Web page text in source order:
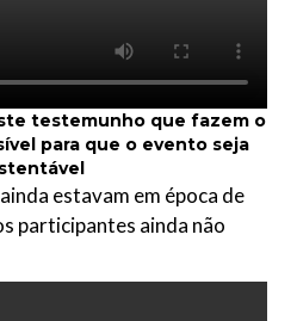
testemunhoque fazem o
para que o evento seja
estavam em época de
participantes ainda não